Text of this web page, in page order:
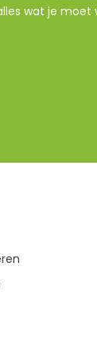
wat je moet